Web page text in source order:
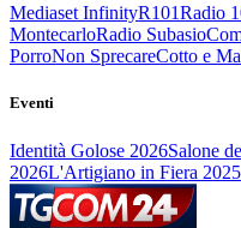
Mediaset InfinityR101Radio
MontecarloRadio Subasio
PorroNon SprecareCotto e
Eventi
Identità Golose 2026Salone
2026L'Artigiano in Fiera 2025